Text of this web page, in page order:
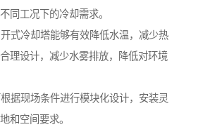
同工况下的冷却需求。
式冷却塔能够有效降低水温，减少热
理设计，减少水雾排放，降低对环境
据现场条件进行模块化设计，安装灵
和空间要求。